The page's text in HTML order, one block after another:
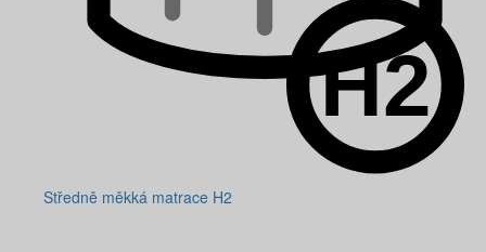
Středně měkká matrace H2